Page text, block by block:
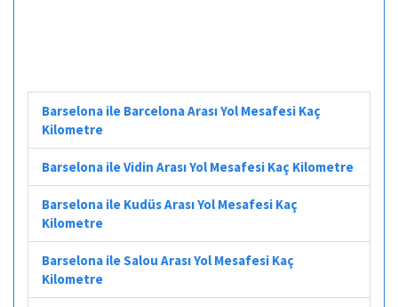
Barselona ile Barcelona Arası Yol Mesafesi Kaç
Kilometre
Barselona ile Vidin Arası Yol Mesafesi Kaç Kilometre
Barselona ile Kudüs Arası Yol Mesafesi Kaç
Kilometre
Barselona ile Salou Arası Yol Mesafesi Kaç
Kilometre